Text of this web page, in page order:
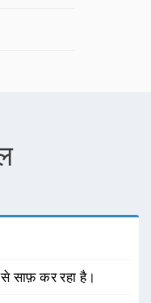
साफ़ कर रहा है।